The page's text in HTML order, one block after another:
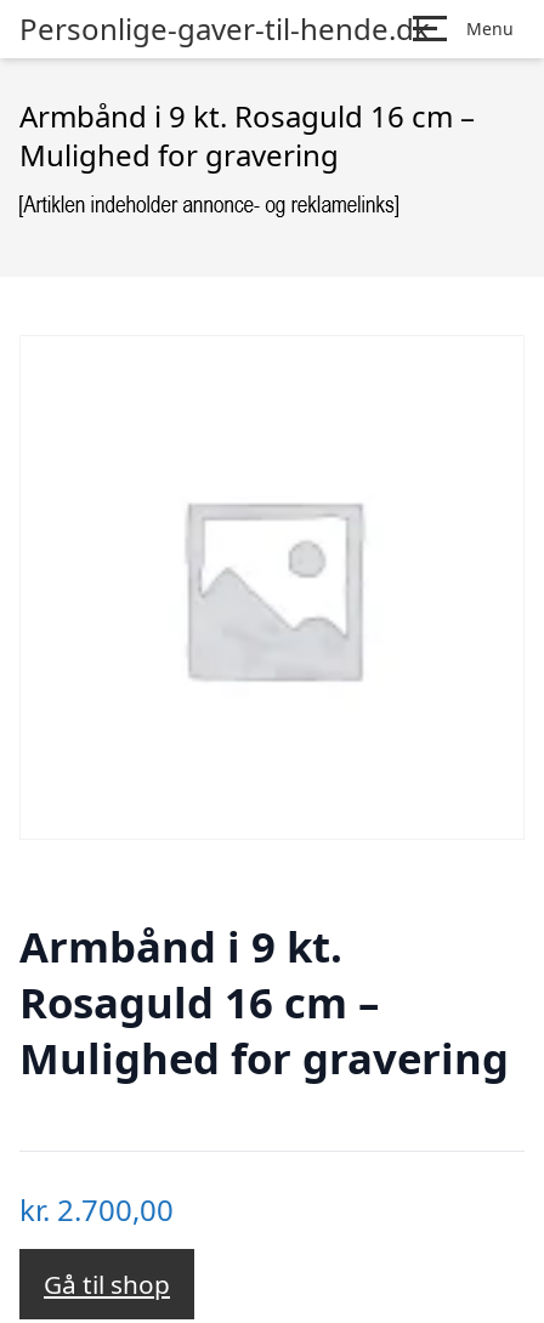
Personlige-gaver-til-hende.dk Menu
Armbånd i 9 kt. Rosaguld 16 cm –
Mulighed for gravering
Armbånd i 9 kt.
Rosaguld 16 cm –
Mulighed for gravering
kr. 2.700,00
Gå til shop